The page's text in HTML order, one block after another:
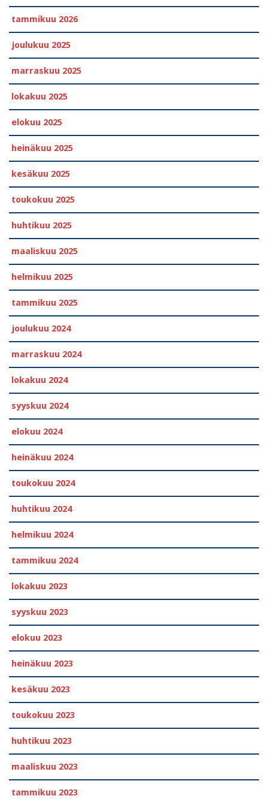
tammikuu 2026
joulukuu 2025
marraskuu 2025
lokakuu 2025
elokuu 2025
heinäkuu 2025
kesäkuu 2025
toukokuu 2025
huhtikuu 2025
maaliskuu 2025
helmikuu 2025
tammikuu 2025
joulukuu 2024
marraskuu 2024
lokakuu 2024
syyskuu 2024
elokuu 2024
heinäkuu 2024
toukokuu 2024
huhtikuu 2024
helmikuu 2024
tammikuu 2024
lokakuu 2023
syyskuu 2023
elokuu 2023
heinäkuu 2023
kesäkuu 2023
toukokuu 2023
huhtikuu 2023
maaliskuu 2023
tammikuu 2023